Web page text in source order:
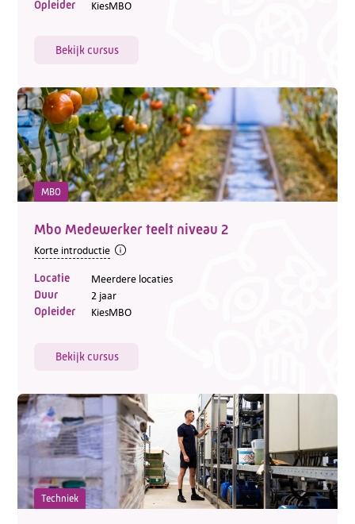
Opleider KiesMBO
Bekijk cursus
MBO
Mbo Medewerker teelt niveau 2
Korte introductie
Locatie Meerdere locaties
Duur 2 jaar
Opleider KiesMBO
Bekijk cursus
Techniek